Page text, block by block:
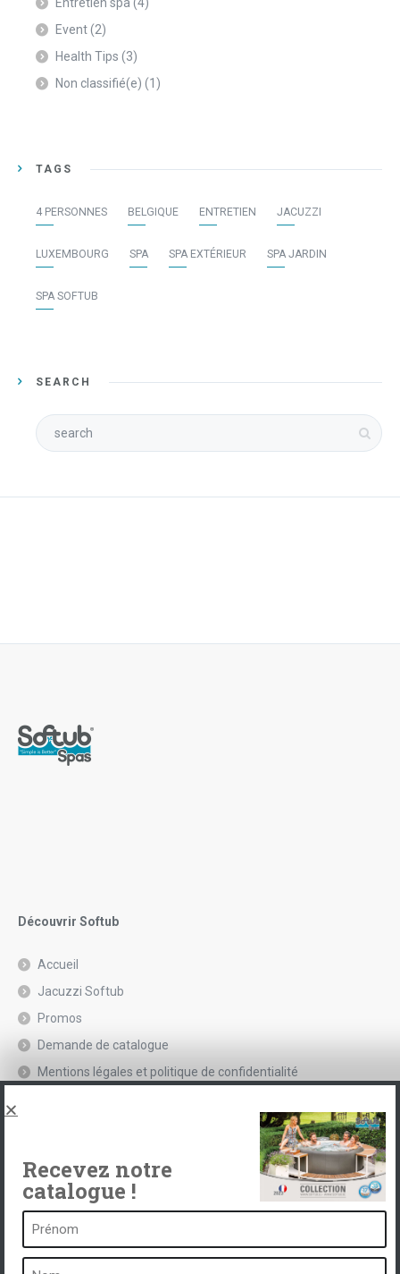
Event(2)
Health Tips (3)
Non classifié(e) (1)
TAGS
4 PERSONNES BELGIQUE ENTRETIEN JACUZZI
LUXEMBOURG SPA SPA EXTÉRIEUR SPA JARDIN
SPA SOFTUB
SEARCH
Découvrir Softub
Accueil
Jacuzzi Softub
Promos
Demande de catalogue
Mentions légales et politique de confidentialité
Recevez notre
catalogue !